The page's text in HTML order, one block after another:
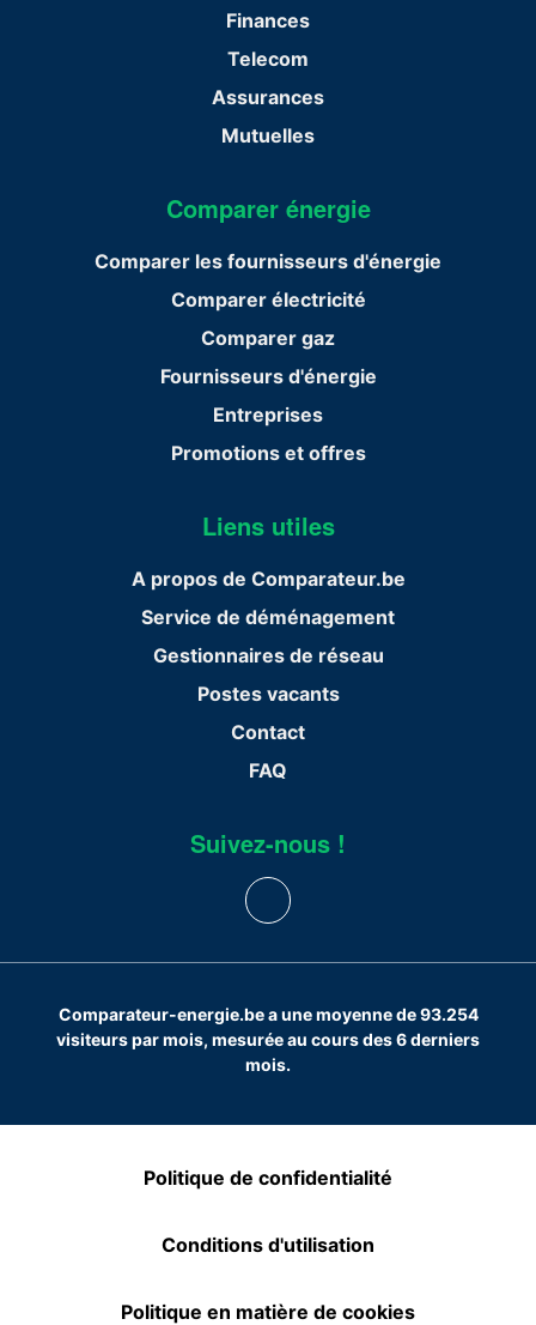
Finances
Telecom
Assurances
Mutuelles
Comparer énergie
Comparer les fournisseurs d'énergie
Comparer électricité
Comparer gaz
Fournisseurs d'énergie
Entreprises
Promotions et offres
Liens utiles
A propos de Comparateur.be
Service de déménagement
Gestionnaires de réseau
Postes vacants
Contact
FAQ
Suivez-nous !
Comparateur-energie.be a une moyenne de 93.254
visiteurs par mois, mesurée au cours des 6 derniers
mois.
Politique de confidentialité
Conditions d'utilisation
Politique en matière de cookies